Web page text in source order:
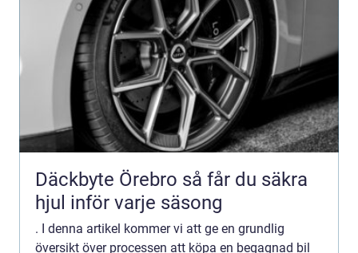
Däckbyte Örebro så får du säkra
hjul inför varje säsong
. I denna artikel kommer vi att ge en grundlig
översikt över processen att köpa en begagnad bil